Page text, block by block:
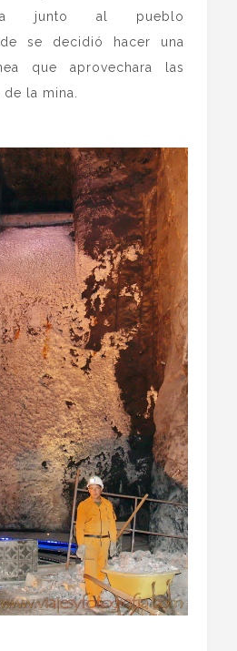
junto al pueblo
se decidió hacer una
que aprovechara las
la mina.